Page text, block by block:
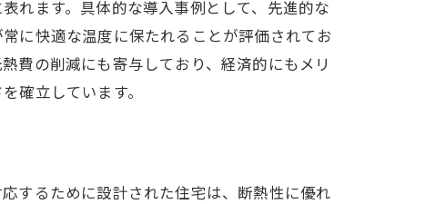
れます。具体的な導入事例として、先進的な
に快適な温度に保たれることが評価されてお
費の削減にも寄与しており、経済的にもメリ
確立しています。
するために設計された住宅は、断熱性に優れ